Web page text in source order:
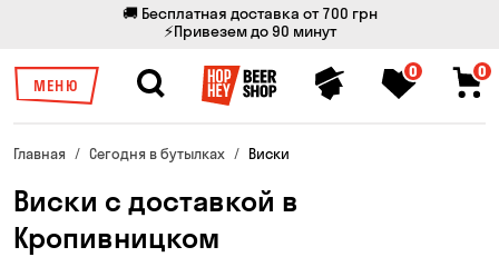
🚚 Бесплатная доставка от 700 грн
⚡Привезем до 90 минут
МЕНЮ
0 0
Главная Сегодня в бутылках Виски
Виски с доставкой в
Кропивницком